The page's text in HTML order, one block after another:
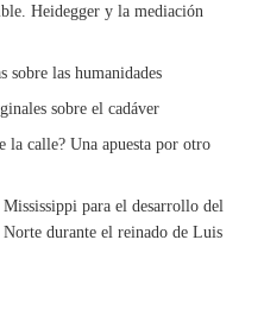
Heidegger y la mediación
sobre las humanidades
sobre el cadáver
la calle? Una apuesta por otro
para el desarrollo del
durante el reinado de Luis